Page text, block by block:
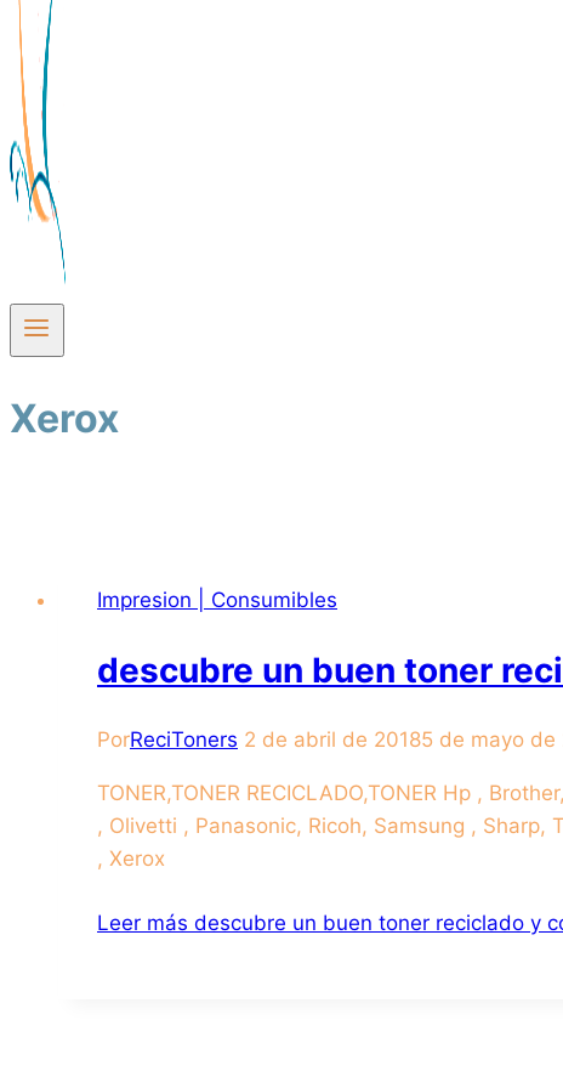
Xerox
Impresion | Consumibles
descubre un buen toner
PorReciToners 2 de abril de 20185 de mayo de
TONER,TONER RECICLADO,TONER Hp ,
, Olivetti , Panasonic, Ricoh, Samsung , Sharp,
, Xerox
Leer más descubre un buen toner reciclado y